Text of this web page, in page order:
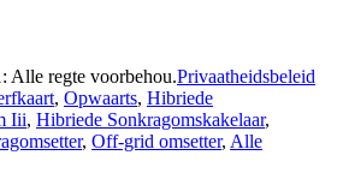
Alle regte voorbehou.Privaatheidsbeleid
, Opwaarts, Hibriede
Iii, Hibriede Sonkragomskakelaar,
, Off-grid omsetter, Alle